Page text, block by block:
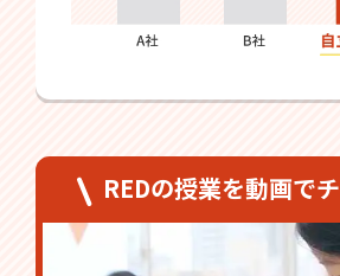
REDの授業を動画で